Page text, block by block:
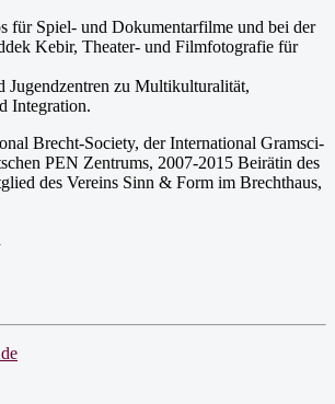
für Spiel- und Dokumentarfilme und bei der
Kebir, Theater- und Filmfotografie für
Jugendzentren zu Multikulturalität,
Integration.
Brecht-Society, der International Gramsci-
PEN Zentrums, 2007-2015 Beirätin des
des Vereins Sinn & Form im Brechthaus,